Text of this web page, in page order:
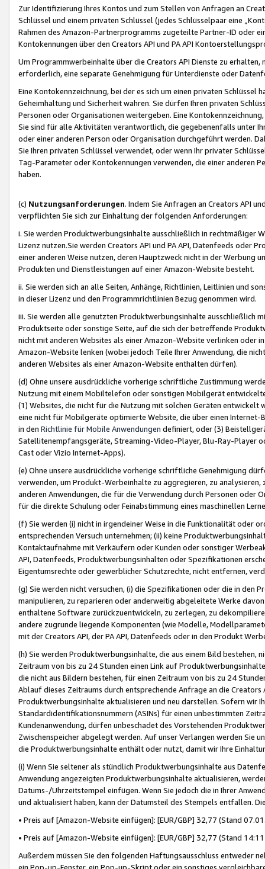
Zur Identifizierung Ihres Kontos und zum Stellen von Anfragen an
Schlüssel und einem privaten Schlüssel (jedes Schlüsselpaar eine
Rahmen des Amazon-Partnerprogramms zugeteilte Partner-ID oder
Kontokennungen über den Creators API und PA API
Um Programmwerbeinhalte über die Creators API Dienste zu
erforderlich, eine separate Genehmigung für Unterdienste oder
Eine Kontokennzeichnung, bei der es sich um einen privaten
Geheimhaltung und Sicherheit wahren. Sie dürfen Ihren privaten
Personen oder Organisationen weitergeben. Eine
Sie sind für alle Aktivitäten verantwortlich, die gegebenenfalls unter
oder einer anderen Person oder Organisation durchgeführt werden.
Sie Ihren privaten Schlüssel verwendet, oder wenn Ihr privater
Tag-Parameter oder Kontokennungen verwenden, die einer anderen
haben.
(c) Nutzungsanforderungen. Indem Sie Anfragen an Creators API
verpflichten Sie sich zur Einhaltung der folgenden Anforderungen:
i. Sie werden Produktwerbungsinhalte ausschließlich in rechtmäßiger
Lizenz nutzen.Sie werden Creators API und PA API, Datenfeeds oder
einer anderen Weise nutzen, deren Hauptzweck nicht in der Werbung
Produkten und Dienstleistungen auf einer Amazon-Website besteht.
ii. Sie werden sich an alle Seiten, Anhänge, Richtlinien, Leitlinien und
in dieser Lizenz und den Programmrichtlinien Bezug genommen wird.
iii. Sie werden alle genutzten Produktwerbungsinhalte ausschließlich
Produktseite oder sonstige Seite, auf die sich der betreffende
nicht mit anderen Websites als einer Amazon-Website verlinken oder
Amazon-Website lenken (wobei jedoch Teile Ihrer Anwendung, die
anderen Websites als einer Amazon-Website enthalten dürfen).
(d) Ohne unsere ausdrückliche vorherige schriftliche Zustimmung
Nutzung mit einem Mobiltelefon oder sonstigen Mobilgerät
(1) Websites, die nicht für die Nutzung mit solchen Geräten
eine nicht für Mobilgeräte optimierte Website, die über einen
in den Richtlinie für Mobile Anwendungen definiert, oder (3)
Satellitenempfangsgeräte, Streaming-Video-Player, Blu-Ray-Player
Cast oder Vizio Internet-Apps).
(e) Ohne unsere ausdrückliche vorherige schriftliche Genehmigung
verwenden, um Produkt-Werbeinhalte zu aggregieren, zu
anderen Anwendungen, die für die Verwendung durch Personen
für die direkte Schulung oder Feinabstimmung eines maschinellen
(f) Sie werden (i) nicht in irgendeiner Weise in die Funktionalität oder
entsprechenden Versuch unternehmen; (ii) keine
Kontaktaufnahme mit Verkäufern oder Kunden oder sonstiger
API, Datenfeeds, Produktwerbungsinhalten oder Spezifikationen
Eigentumsrechte oder gewerblicher Schutzrechte, nicht entfernen,
(g) Sie werden nicht versuchen, (i) die Spezifikationen oder die in
manipulieren, zu reparieren oder anderweitig abgeleitete Werke
enthaltene Software zurückzuentwickeln, zu zerlegen, zu
andere zugrunde liegende Komponenten (wie Modelle,
mit der Creators API, der PA API, Datenfeeds oder in den Produkt
(h) Sie werden Produktwerbungsinhalte, die aus einem Bild bestehen,
Zeitraum von bis zu 24 Stunden einen Link auf
die nicht aus Bildern bestehen, für einen Zeitraum von bis zu 24
Ablauf dieses Zeitraums durch entsprechende Anfrage an die
Produktwerbungsinhalte aktualisieren und neu darstellen. Sofern wir
Standardidentifikationsnummern (ASINs) für einen unbestimmten
Kundenanwendung, dürfen unbeschadet des Vorstehenden
Zwischenspeicher abgelegt werden. Auf unser Verlangen werden Sie
die Produktwerbungsinhalte enthält oder nutzt, damit wir Ihre
(i) Wenn Sie seltener als stündlich Produktwerbungsinhalte aus
Anwendung angezeigten Produktwerbungsinhalte aktualisieren,
Datums-/Uhrzeitstempel einfügen. Wenn Sie jedoch die in Ihrer
und aktualisiert haben, kann der Datumsteil des Stempels entfallen.
• Preis auf [Amazon-Website einfügen]: [EUR/GBP] 32,77 (Stand
• Preis auf [Amazon-Website einfügen]: [EUR/GBP] 32,77 (Stand
Außerdem müssen Sie den folgenden Haftungsausschluss entweder
ein Pop-up-Fenster, ein Pop-up-Skript oder ein sonstiges